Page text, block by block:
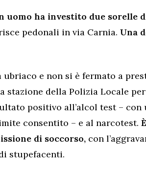
uomo ha investito due sorelle
pedonali in via Carnia. Una
e non si è fermato a
stazione della Polizia Locale
positivo all’alcol test – con
consentito – e al narcotest.
di soccorso, con
stupefacenti.